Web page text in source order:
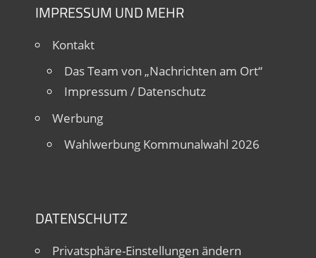
IMPRESSUM UND MEHR
Kontakt
Das Team von „Nachrichten am Ort“
Impressum / Datenschutz
Werbung
Wahlwerbung Kommunalwahl 2026
DATENSCHUTZ
Privatsphäre-Einstellungen ändern